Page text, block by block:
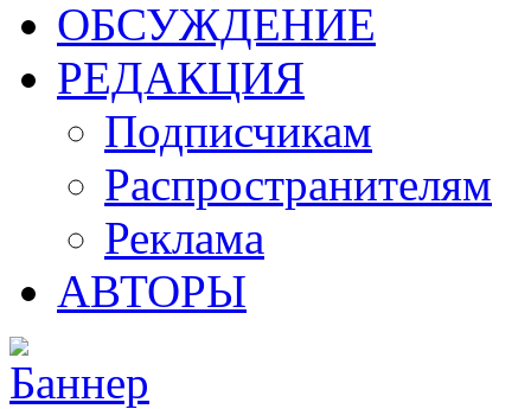
ОБСУЖДЕНИЕ
РЕДАКЦИЯ
Подписчикам
Распространителям
Реклама
АВТОРЫ